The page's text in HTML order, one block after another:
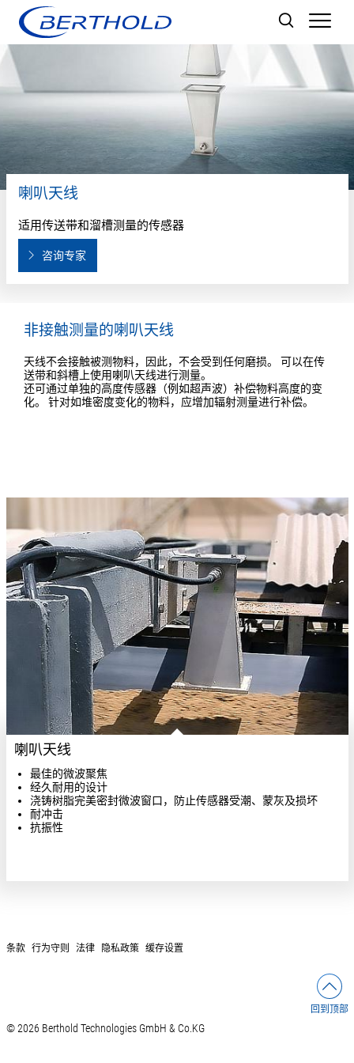
喇叭天线
适用传送带和溜槽测量的传感器
咨询专家
非接触测量的喇叭天线
天线不会接触被测物料，因此，不会受到任何磨损。 可以在传
送带和斜槽上使用喇叭天线进行测量。
还可通过单独的高度传感器（例如超声波）补偿物料高度的变
化。 针对如堆密度变化的物料，应增加辐射测量进行补偿。
喇叭天线
最佳的微波聚焦
经久耐用的设计
浇铸树脂完美密封微波窗口，防止传感器受潮、蒙灰及损坏
耐冲击
抗振性
条款 行为守则 法律 隐私政策 缓存设置
回到顶部
© 2026 Berthold Technologies GmbH & Co.KG